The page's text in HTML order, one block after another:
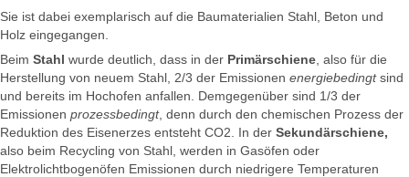
Sie ist dabei exemplarisch auf die Baumaterialien Stahl, Beton und
Holz eingegangen.
Beim Stahl wurde deutlich, dass in der Primärschiene , also für die
Herstellung von neuem Stahl, 2/3 der Emissionen energiebedingtsind
und bereits im Hochofen anfallen. Demgegenüber sind 1/3 der
Emissionen prozessbedingt, denn durch den chemischen Prozess der
Reduktion des Eisenerzes entsteht CO2. In der Sekundärschiene,
also beim Recycling von Stahl, werden in Gasöfen oder
Elektrolichtbogenöfen Emissionen durch niedrigere Temperaturen